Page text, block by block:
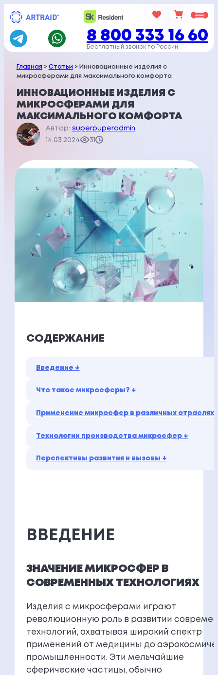
Перейти
содержимому
8 800 333 16 60
Бесплатный звонок по России
Главная> Статьи> Инновационные изделия с
микросферами для максимального комфорта
ИННОВАЦИОННЫЕ ИЗДЕЛИЯ С
МИКРОСФЕРАМИ ДЛЯ
МАКСИМАЛЬНОГО КОМФОРТА
Автор: superpuperadmin
14.03.2024 31
СОДЕРЖАНИЕ
Введение ↓
Что такое микросферы? ↓
Применение микросфер в различных отраслях
Технологии производства микросфер ↓
Перспективы развития и вызовы ↓
ВВЕДЕНИЕ
ЗНАЧЕНИЕ МИКРОСФЕР В
СОВРЕМЕННЫХ ТЕХНОЛОГИЯХ
Изделия с микросферами играют
революционную роль в развитии
технологий, охватывая широкий спектр
применений от медицины до
промышленности. Эти мельчайшие
сферические частицы, обычно